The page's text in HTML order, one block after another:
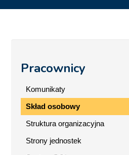
Pracownicy
Komunikaty
Skład osobowy
Struktura organizacyjna
Strony jednostek